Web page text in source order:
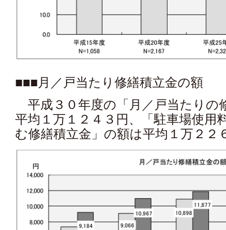
■■■月／戸当たり修繕積立金の額
平成３０年度の「月／戸当たりの
平均１万１２４３円、「駐車場使用
む修繕積立金」の額は平均１万２２